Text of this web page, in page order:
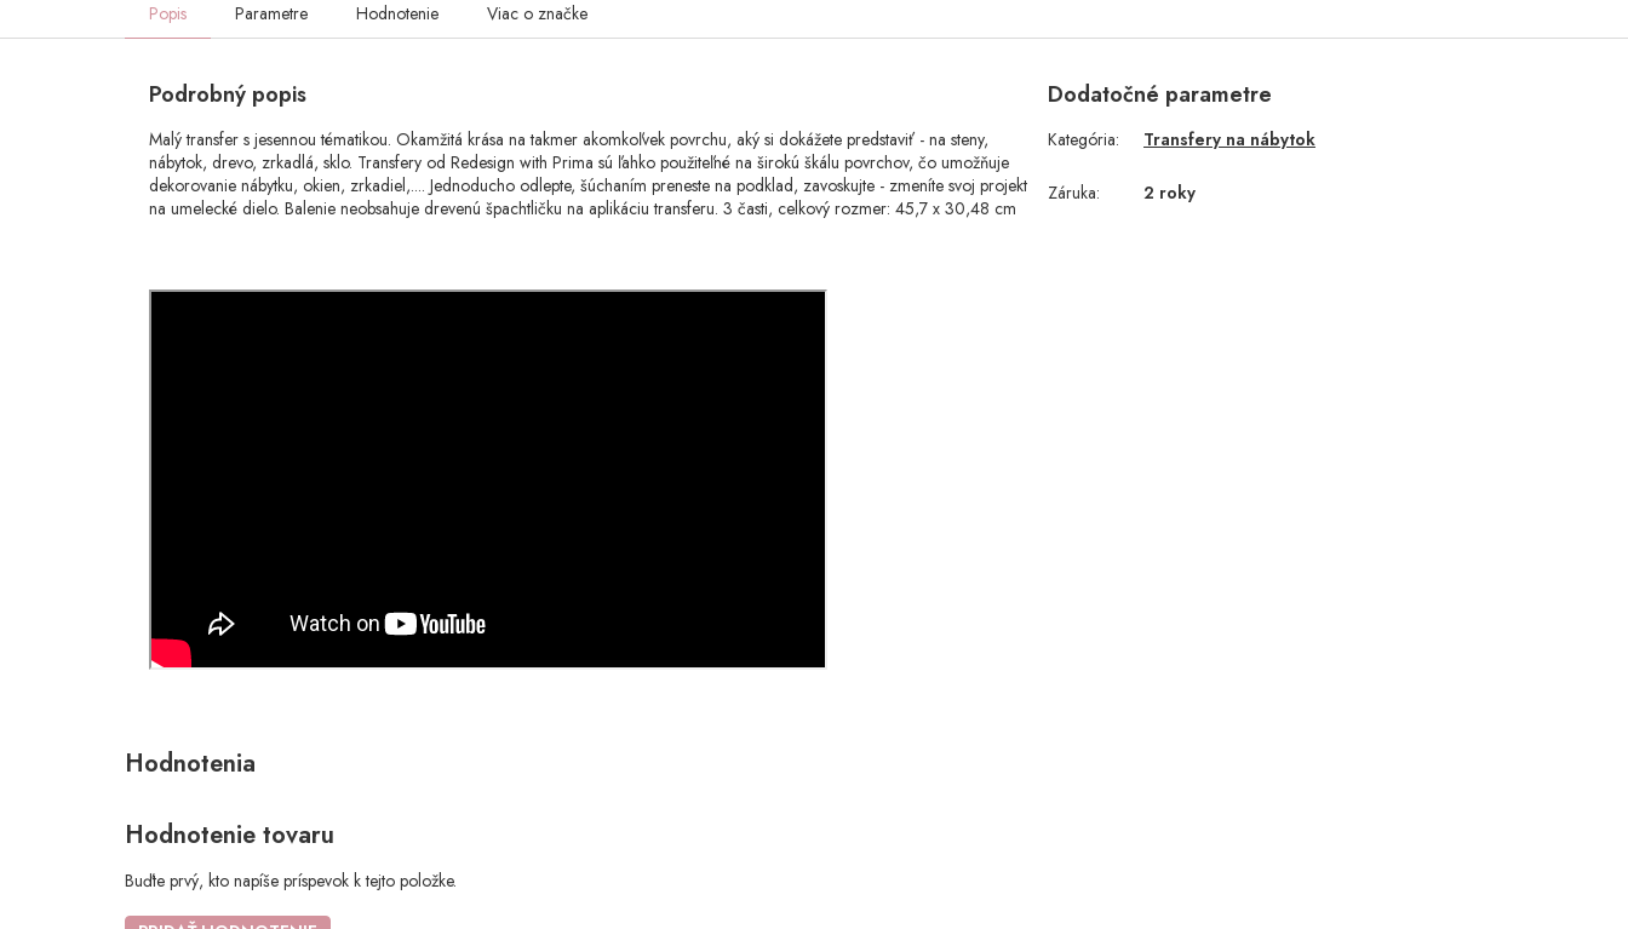
Popis Parametre Hodnotenie Viac o značke
Podrobný popis
Malý transfer s jesennou tématikou. Okamžitá krása na takmer akomkoľvek povrchu, aký si dokážete predstaviť - na steny,
nábytok, drevo, zrkadlá, sklo. Transfery od Redesign with Prima sú ľahko použiteľné na širokú škálu povrchov, čo umožňuje
dekorovanie nábytku, okien, zrkadiel,.... Jednoducho odlepte, šúchaním preneste na podklad, zavoskujte - zmeníte svoj projekt
na umelecké dielo. Balenie neobsahuje drevenú špachtličku na aplikáciu transferu. 3 časti, celkový rozmer: 45,7 x 30,48 cm
Dodatočné parametre
Kategória: Transfery na nábytok
Záruka: 2 roky
Hodnotenie tovaru
Buďte prvý, kto napíše príspevok k tejto položke.